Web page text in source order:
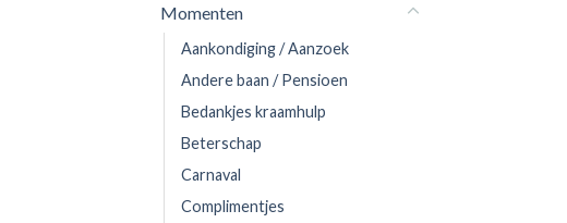
Momenten
Aankondiging / Aanzoek
Andere baan / Pensioen
Bedankjes kraamhulp
Beterschap
Carnaval
Complimentjes